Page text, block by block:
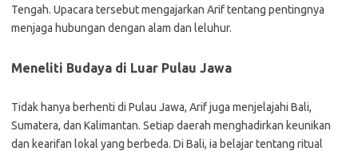
Tengah. Upacara tersebut mengajarkan Arif tentang pentingnya
menjaga hubungan dengan alam dan leluhur.
Meneliti Budaya di Luar Pulau Jawa
Tidak hanya berhenti di Pulau Jawa, Arif juga menjelajahi Bali,
Sumatera, dan Kalimantan. Setiap daerah menghadirkan keunikan
dan kearifan lokal yang berbeda. Di Bali, ia belajar tentang ritual